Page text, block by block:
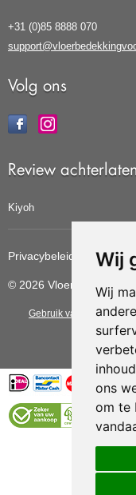
Wij
Wij
ons
om te
+31 (0)85 8888 070
Volg ons
Review achterlaten
Kiyoh
Privacybeleid
© 2026
Gebruik van deze site